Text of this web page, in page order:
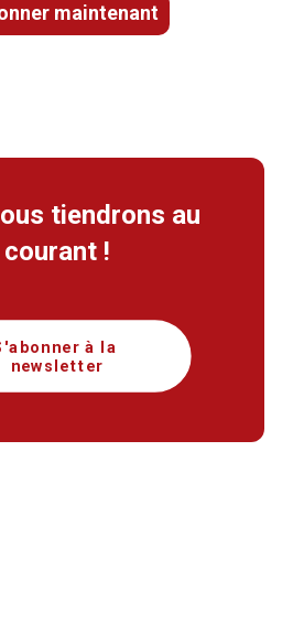
maintenant
tiendrons au
courant !
à la
newsletter